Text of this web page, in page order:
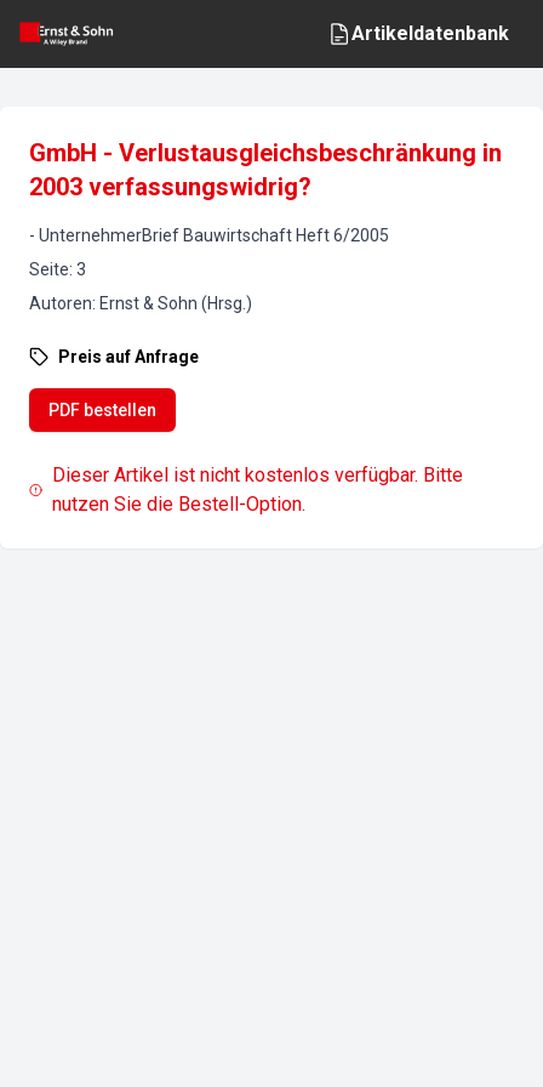
Artikeldatenbank
GmbH - Verlustausgleichsbeschränkung in
2003 verfassungswidrig?
- UnternehmerBrief Bauwirtschaft Heft6/2005
Seite: 3
Autoren: Ernst & Sohn (Hrsg.)
Preis auf Anfrage
PDF bestellen
Dieser Artikel ist nicht kostenlos verfügbar. Bitte
nutzen Sie die Bestell-Option.